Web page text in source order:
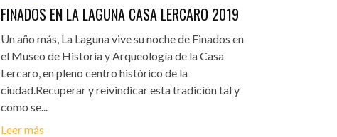
FINADOS EN LA LAGUNA CASA LERCARO 2019
Un año más, La Laguna vive su noche de Finados en
el Museo de Historia y Arqueología de la Casa
Lercaro, en pleno centro histórico de la
ciudad.Recuperar y reivindicar esta tradición tal y
como se...
Leer más